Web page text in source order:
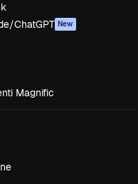
ChatGPT New
Magnific